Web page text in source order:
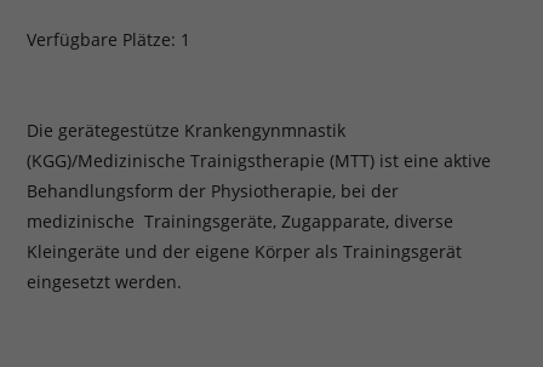
Verfügbare Plätze: 1
Die gerätegestütze Krankengynmnastik
(KGG)/Medizinische Trainigstherapie (MTT) ist eine aktive
Behandlungsform der Physiotherapie, bei der
medizinische Trainingsgeräte, Zugapparate, diverse
Kleingeräte und der eigene Körper als Trainingsgerät
eingesetzt werden.